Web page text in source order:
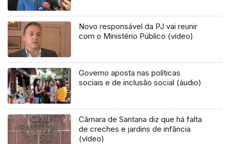
Novo responsável da PJ vai reunir
com o Ministério Público (vídeo)
Governo aposta nas políticas
sociais e de inclusão social (áudio)
Câmara de Santana diz que há falta
de creches e jardins de infância
(vídeo)